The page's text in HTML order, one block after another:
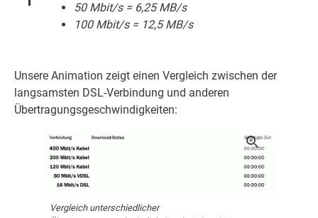
50 Mbit/s = 6,25 MB/s
100 Mbit/s = 12,5 MB/s
Unsere Animation zeigt einen Vergleich zwischen der
langsamsten DSL-Verbindung und anderen
Übertragungsgeschwindigkeiten:
Vergleich unterschiedlicher